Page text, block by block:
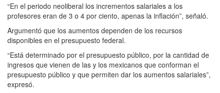
“En el periodo neoliberal los incrementos salariales a los
profesores eran de 3 o 4 por ciento, apenas la inflación”, señaló.
Argumentó que los aumentos dependen de los recursos
disponibles en el presupuesto federal.
“Está determinado por el presupuesto público, por la cantidad de
ingresos que vienen de las y los mexicanos que conforman el
presupuesto público y que permiten dar los aumentos salariales”,
expresó.